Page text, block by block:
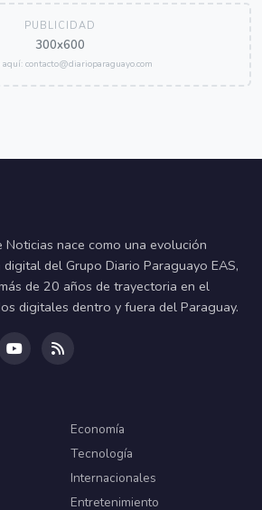
PUBLICIDAD
300x600
contacto@diarioparaguayo.com
Noticias nace como una evolución
del Grupo Diario Paraguayo EAS,
de 20 años de trayectoria en el
digitales dentro y fuera del Paraguay.
Economía
Tecnología
Internacionales
Entretenimiento